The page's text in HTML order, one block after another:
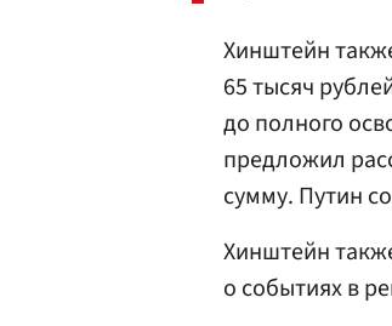
Хинштейн
65 тысяч
до полного
предложил
сумму. Путин
Хинштейн
о событиях в